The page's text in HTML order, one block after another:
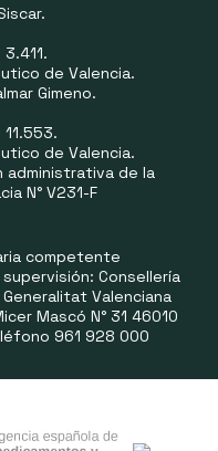
de Valencia.
Gimeno.
de Valencia.
administrativa de la
N° V231-F
competente
Consellería
Valenciana
Mascó N° 31 46010
961 928 000